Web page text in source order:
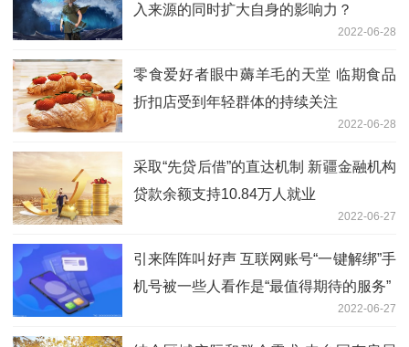
入来源的同时扩大自身的影响力？
2022-06-28
零食爱好者眼中薅羊毛的天堂 临期食品
折扣店受到年轻群体的持续关注
2022-06-28
采取“先贷后借”的直达机制 新疆金融机构
贷款余额支持10.84万人就业
2022-06-27
引来阵阵叫好声 互联网账号“一键解绑”手
机号被一些人看作是“最值得期待的服务”
2022-06-27